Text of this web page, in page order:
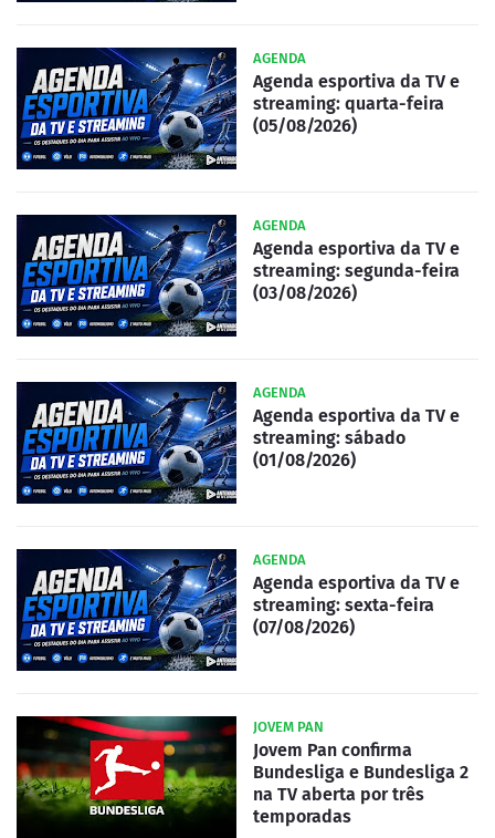
AGENDA
Agenda esportiva da TV e
streaming: quarta-feira
(05/08/2026)
AGENDA
Agenda esportiva da TV e
streaming: segunda-feira
(03/08/2026)
AGENDA
Agenda esportiva da TV e
streaming: sábado
(01/08/2026)
AGENDA
Agenda esportiva da TV e
streaming: sexta-feira
(07/08/2026)
JOVEM PAN
Jovem Pan confirma
Bundesliga e Bundesliga 2
na TV aberta por três
temporadas